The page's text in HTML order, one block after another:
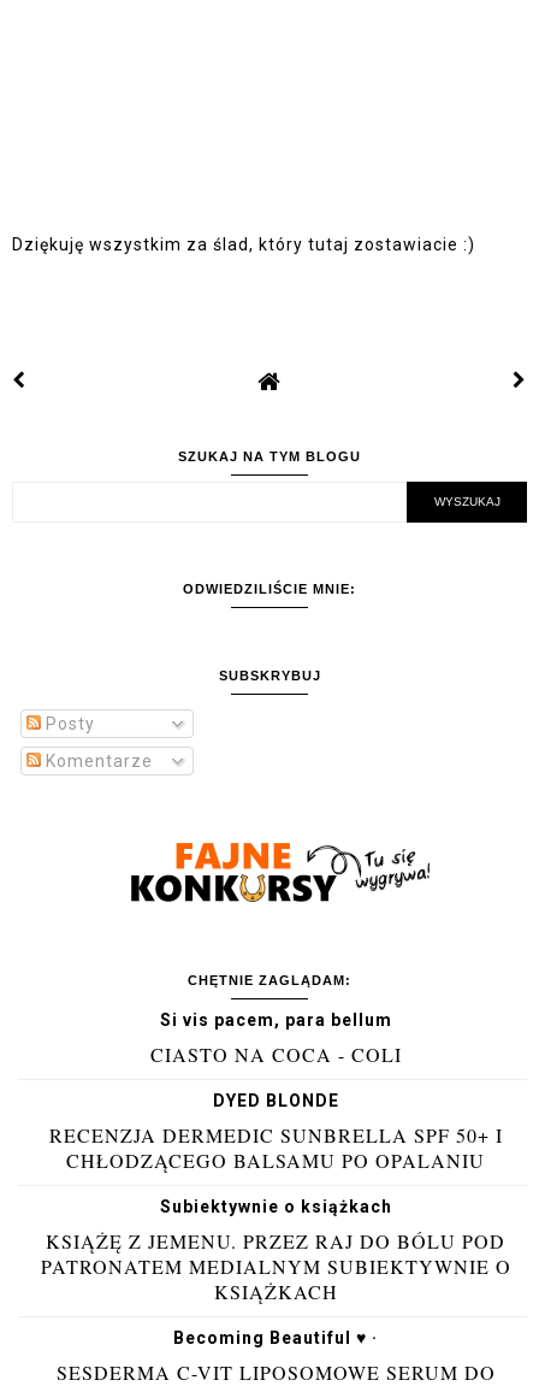
Dziękuję wszystkim za ślad, który tutaj zostawiacie :)
SZUKAJ NA TYM BLOGU
ODWIEDZILIŚCIE MNIE:
SUBSKRYBUJ
Posty
Komentarze
CHĘTNIE ZAGLĄDAM:
Si vis pacem, para bellum
CIASTO NA COCA - COLI
DYED BLONDE
RECENZJA DERMEDIC SUNBRELLA SPF 50+ I
CHŁODZĄCEGO BALSAMU PO OPALANIU
Subiektywnie o książkach
KSIĄŻĘ Z JEMENU. PRZEZ RAJ DO BÓLU POD
PATRONATEM MEDIALNYM SUBIEKTYWNIE O
KSIĄŻKACH
Becoming Beautiful ♥ ·
SESDERMA C-VIT LIPOSOMOWE SERUM DO